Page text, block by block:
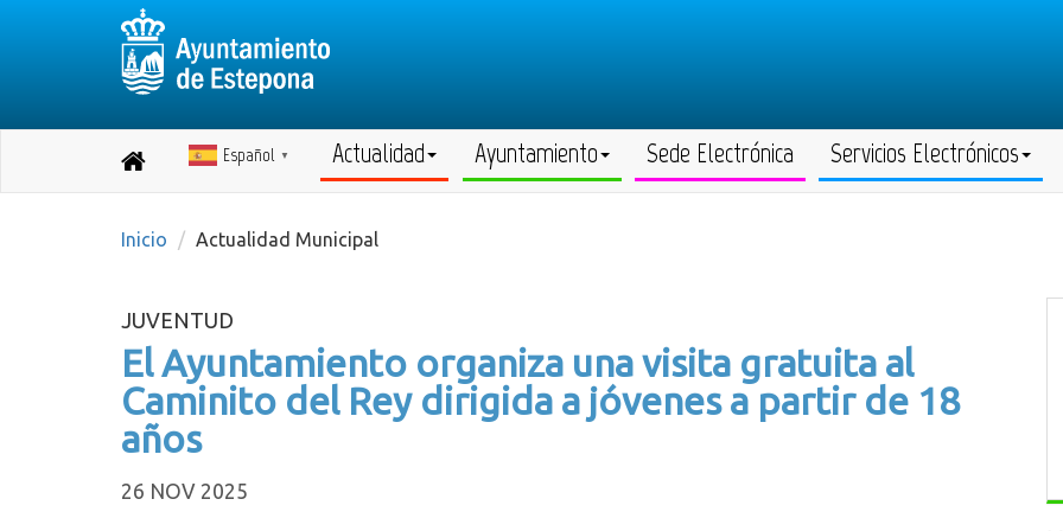
Destino:
inicio
Español ▼ Actualidad Ayuntamiento Sede Electrónica Servicios Electrónicos
Inicio Actualidad Municipal
JUVENTUD
El Ayuntamiento organiza una visita gratuita al
Caminito del Rey dirigida a jóvenes a partir de 18
años
26 NOV 2025